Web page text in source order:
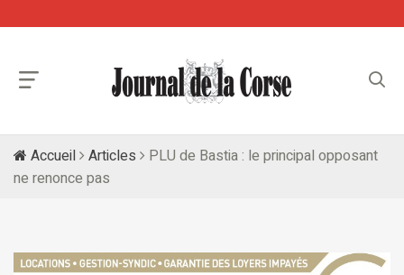
Accueil Articles
PLU de Bastia : le principal opposant
ne renonce pas